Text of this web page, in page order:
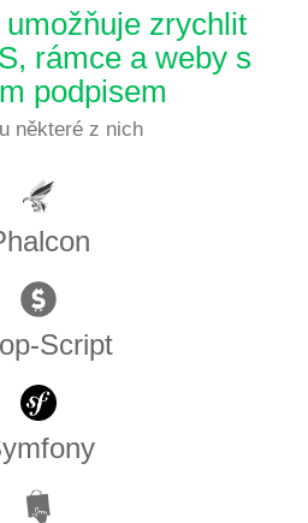
zrychlit
rámce a weby s
podpisem
některé z nich
Script